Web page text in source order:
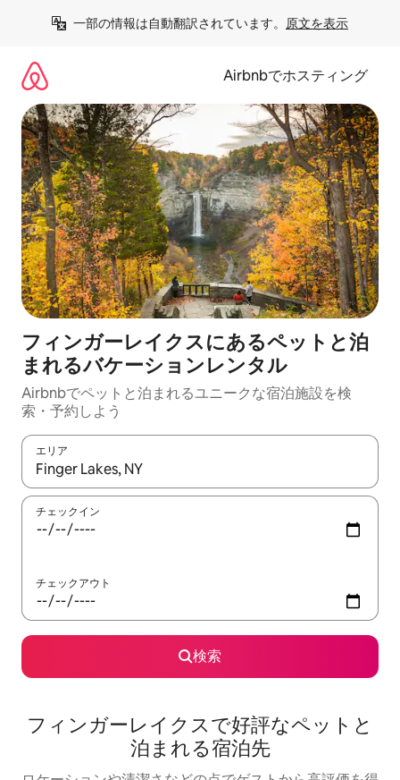
一部の情報は自動翻訳されています。 原文を表示
Airbnbでホスティング
フィンガーレイクスにあるペットと泊
まれるバケーションレンタル
Airbnbでペットと泊まれるユニークな宿泊施設を検
索・予約しよう
エリア
検索結果が表示されたら、上下の矢印キーを使って移動するか
チェックイン
チェックアウト
検索
フィンガーレイクスで好評なペットと
泊まれる宿泊先